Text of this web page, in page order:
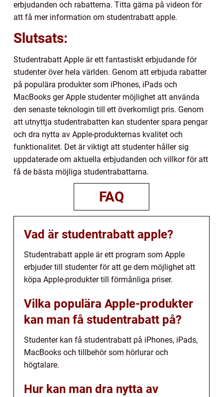
erbjudanden och rabatterna. Titta gärna på videon för
att få mer information om studentrabatt apple.
Slutsats:
Studentrabatt Apple är ett fantastiskt erbjudande för
studenter över hela världen. Genom att erbjuda rabatter
på populära produkter som iPhones, iPads och
MacBooks ger Apple studenter möjlighet att använda
den senaste teknologin till ett överkomligt pris. Genom
att utnyttja studentrabatten kan studenter spara pengar
och dra nytta av Apple-produkternas kvalitet och
funktionalitet. Det är viktigt att studenter håller sig
uppdaterade om aktuella erbjudanden och villkor för att
få de bästa möjliga studentrabattarna.
FAQ
Vad är studentrabatt apple?
Studentrabatt apple är ett program som Apple
erbjuder till studenter för att ge dem möjlighet att
köpa Apple-produkter till förmånliga priser.
Vilka populära Apple-produkter
kan man få studentrabatt på?
Studenter kan få studentrabatt på iPhones, iPads,
MacBooks och tillbehör som hörlurar och
högtalare.
Hur kan man dra nytta av